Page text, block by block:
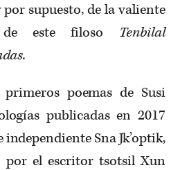
supuesto, de la valiente
este filoso Tenbilal
poemas de Susi
publicadas en 2017
Sna Jk’optik,
el escritor tsotsil Xun